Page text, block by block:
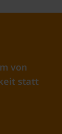
von
statt